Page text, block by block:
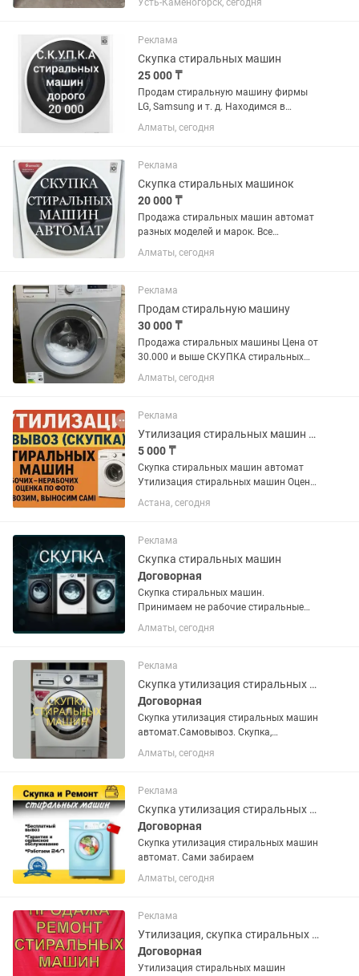
Усть-Каменогорск, сегодня
Реклама
Скупка стиральных машин
25 000 ₸
Продам стиральную машину фирмы
LG, Samsung и т. д. Находимся в
городе. Сами приедем и сами заберем.
Алматы, сегодня
Реклама
Скупка стиральных машинок
20 000 ₸
Продажа стиральных машин автомат
разных моделей и марок. Все
стиральные машины прошли
диагностику. Доставка и подключение
от 35 000 тнг и выше. и мы также
можем...
Алматы, сегодня
Реклама
Продам стиральную машину
30 000 ₸
Продажа стиральных машины Цена от
30.000 и выше СКУПКА стиральных
машин РЕМОНТ стиральных машин
Алматы, сегодня
Реклама
Утилизация стиральных машин автомат
5 000 ₸
Скупка стиральных машин автомат
Утилизация стиральных машин Оценка
Астана, сегодня
Реклама
Скупка стиральных машин
Договорная
Скупка стиральных машин.
Принимаем не рабочие стиральные
машины. Звоните или пишите .
Самовывоз
Алматы, сегодня
Реклама
Скупка утилизация стиральных машин автомат
Договорная
Скупка утилизация стиральных машин
автомат.Самовывоз. Скупка,
утилизация.
Алматы, сегодня
Реклама
Скупка утилизация стиральных машин
Договорная
Скупка утилизация стиральных машин
автомат. Сами забираем
Алматы, сегодня
Реклама
Утилизация, скупка стиральных машин автомат
Договорная
Утилизация стиральных машин